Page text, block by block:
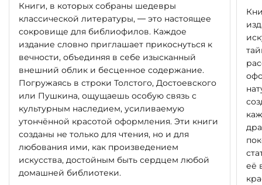
Книги, в которых собраны шедевры
классической литературы, — это настоящее
сокровище для библиофилов. Каждое
издание словно приглашает прикоснуться к
вечности, объединяя в себе изысканный
внешний облик и бесценное содержание.
Погружаясь в строки Толстого, Достоевского
или Пушкина, ощущаешь особую связь с
культурным наследием, усиливаемую
утончённой красотой оформления. Эти книги
созданы не только для чтения, но и для
любования ими, как произведением
искусства, достойным быть сердцем любой
домашней библиотеки.
её